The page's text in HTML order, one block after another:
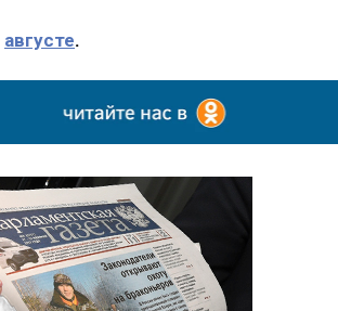
августе.